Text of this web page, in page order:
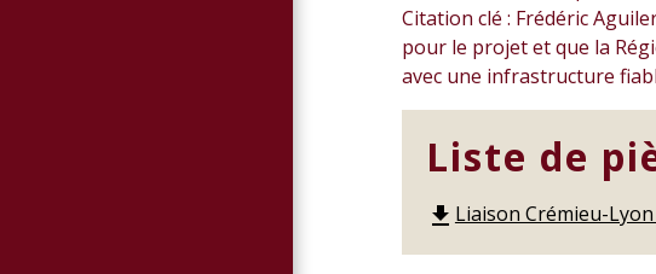
Citation clé : Frédéric
pour le projet et que la
avec une infrastructure
Liste de
file_download Liaison Crémieu-